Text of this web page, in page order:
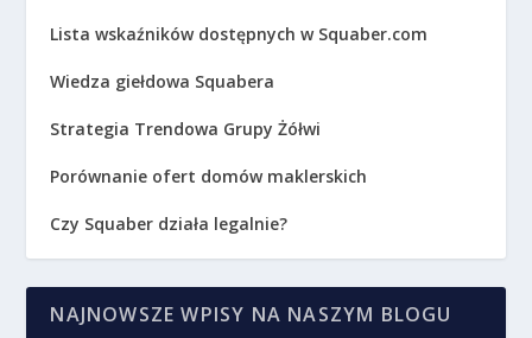
Lista wskaźników dostępnych w Squaber.com
Wiedza giełdowa Squabera
Strategia Trendowa Grupy Żółwi
Porównanie ofert domów maklerskich
Czy Squaber działa legalnie?
NAJNOWSZE WPISY NA NASZYM BLOGU